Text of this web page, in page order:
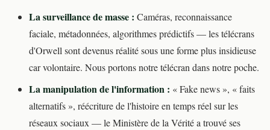
La surveillance de masse : Caméras, reconnaissance
faciale, métadonnées, algorithmes prédictifs — les télécrans
d'Orwell sont devenus réalité sous une forme plus insidieuse
car volontaire. Nous portons notre télécran dans notre poche.
La manipulation de l'information : « Fake news », « faits
alternatifs », réécriture de l'histoire en temps réel sur les
réseaux sociaux — le Ministère de la Vérité a trouvé ses